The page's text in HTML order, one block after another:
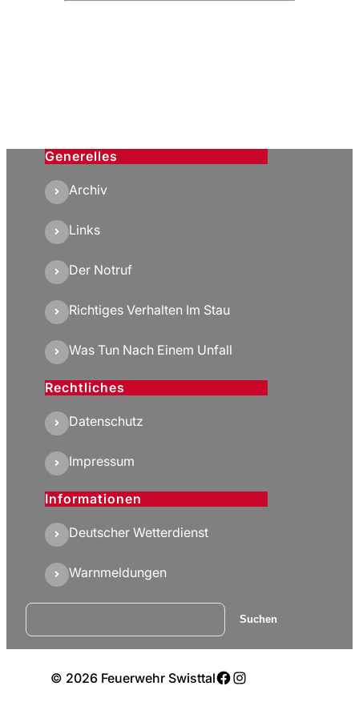
Generelles
Archiv
Links
Der Notruf
Richtiges Verhalten Im Stau
Was Tun Nach Einem Unfall
Rechtliches
Datenschutz
Impressum
Informationen
Deutscher Wetterdienst
Warnmeldungen
Suchen Suchen
© 2026 Feuerwehr SwisttalFacebook
Instagram